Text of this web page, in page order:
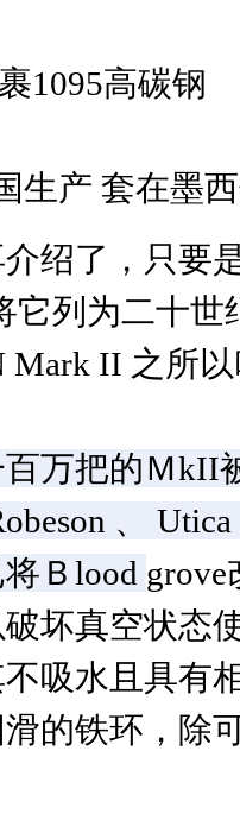
1095高碳钢
生产 套在墨
绍了，只要
它列为二十
Mark II 之所
万把的ＭkII
、
Ｂlood
坏真空状态
吸水且具有
的铁环，除